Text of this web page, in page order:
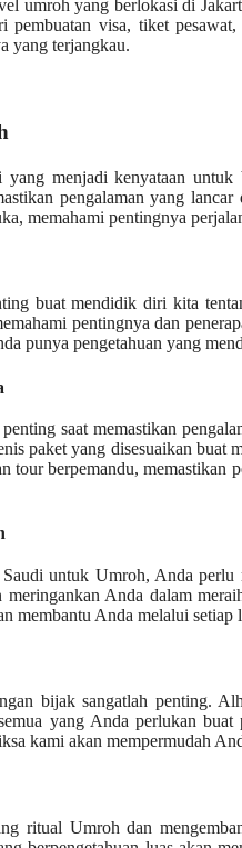
umroh yang berlokasi di
pembuatan visa, tiket
yang terjangkau.
menjadi kenyataan
pengalaman yang
memahami pentingnya
buat mendidik diri kita
pentingnya dan
punya pengetahuan yang
saat memastikan
paket yang disesuaikan buat
tour berpemandu,
untuk Umroh, Anda perlu
Anda dalam
membantu Anda melalui
bijak sangatlah penting.
yang Anda perlukan
kami akan mempermudah
ritual Umroh dan